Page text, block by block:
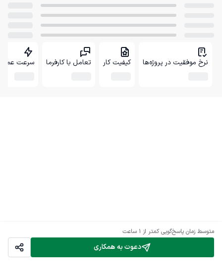
دعوت به همکاری
متوسط زمان پاسخ‌گویی کمتر از 1 ساعت
نرخ موفقیت در پروژه‌ها کیفیت کار تعامل با کارفرما سرعت عمل